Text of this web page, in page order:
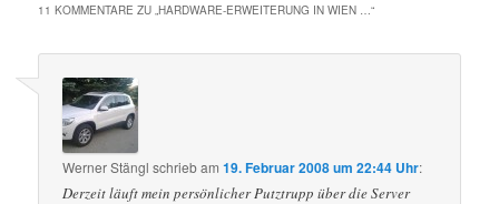
11 KOMMENTARE ZU „HARDWARE-ERWEITERUNG IN WIEN …“
Werner Stängl schriebam19. Februar 2008 um 22:44 Uhr:
Derzeit läuft mein persönlicher Putztrupp über die Server